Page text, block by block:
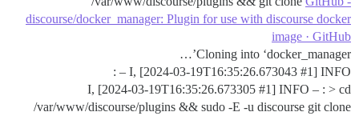
discourse/docker_manager: Plugin for use with discourse docker
image · GitHub
Cloning into ‘docker_manager’…
I, [2024-03-19T16:35:26.673043 #1] INFO – :
I, [2024-03-19T16:35:26.673305 #1] INFO – : > cd
/var/www/discourse/plugins && sudo -E -u discourse git clone